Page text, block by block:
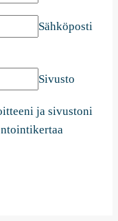
Sähköposti
Sivusto
ja sivustoni